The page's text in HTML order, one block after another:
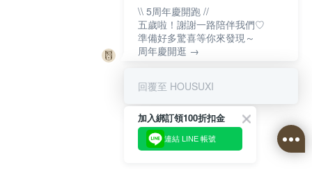
\\ 5周年慶開跑 //
五歲啦！謝謝一路陪伴我們♡
準備好多驚喜等你來發現～
周年慶開逛 →
回覆至 HOUSUXI
加入綁訂領100折扣金
連結 LINE 帳號